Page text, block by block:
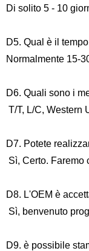
Di solito 5 - 10
D5. Qual è il
Normalmente 15-
D6. Quali sono i
T/T, L/C, Western
D7. Potete
Sì, Certo. Faremo
D8. L'OEM è
Sì, benvenuto
D9. è possibile